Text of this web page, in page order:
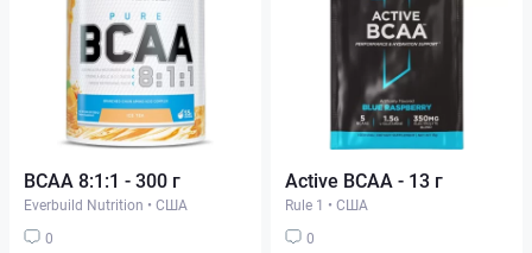
BCAA 8:1:1 - 300 г
Everbuild Nutrition • США
0
Active BCAA - 13 г
Rule 1 • США
0